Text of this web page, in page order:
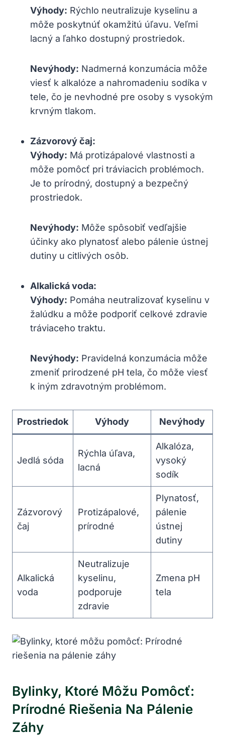
Výhody: Rýchlo neutralizuje kyselinu a
môže poskytnúť okamžitú úľavu. Veľmi
lacný a ľahko dostupný prostriedok.
Nevýhody: Nadmerná konzumácia môže
viesť k alkalóze a nahromadeniu sodíka v
tele, čo je nevhodné pre osoby s vysokým
krvným tlakom.
Zázvorový čaj:
Výhody: Má protizápalové vlastnosti a
môže pomôcť pri tráviacich problémoch.
Je to prírodný, dostupný a bezpečný
prostriedok.
Nevýhody: Môže spôsobiť vedľajšie
účinky ako plynatosť alebo pálenie ústnej
dutiny u citlivých osôb.
Alkalická voda:
Výhody: Pomáha neutralizovať kyselinu v
žalúdku a môže podporiť celkové zdravie
tráviaceho traktu.
Nevýhody: Pravidelná konzumácia môže
zmeniť prirodzené pH tela, čo môže viesť
k iným zdravotným problémom.
Prostriedok Výhody Nevýhody
Jedlá sóda
Rýchla úľava,
lacná
Alkalóza,
vysoký
sodík
Zázvorový
čaj
Protizápalové,
prírodné
Plynatosť,
pálenie
ústnej
dutiny
Alkalická
voda
Neutralizuje
kyselinu,
podporuje
zdravie
Zmena pH
tela
Bylinky, Ktoré Môžu Pomôcť:
Prírodné Riešenia Na Pálenie
Záhy